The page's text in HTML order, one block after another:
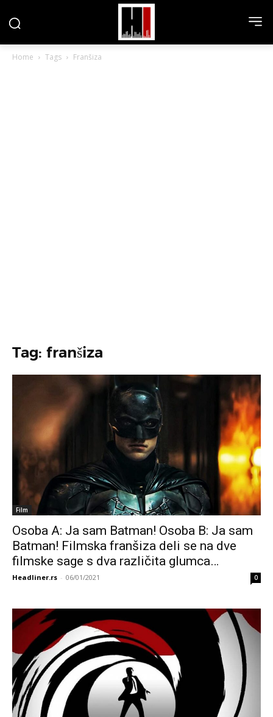
Home Tags Franšiza
Tag: franšiza
Film
Osoba A: Ja sam Batman! Osoba B: Ja sam
Batman! Filmska franšiza deli se na dve
filmske sage s dva različita glumca…
Headliner.rs - 06/01/2021 0